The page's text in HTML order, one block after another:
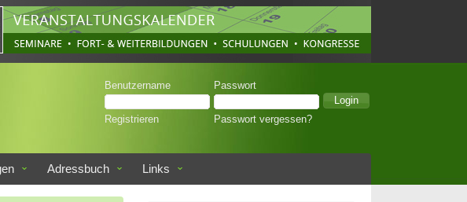
Benutzername Passwort
Registrieren Passwort vergessen?
Adressbuch Links